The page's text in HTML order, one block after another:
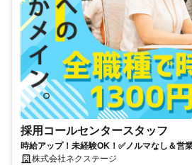
採用コールセンタースタッフ
時給アップ！未経験OK！✅ノルマなし＆営
～30代活躍中の職場
株式会社ネクステージ